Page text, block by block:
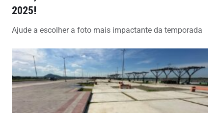
2025!
Ajude a escolher a foto mais impactante da temporada